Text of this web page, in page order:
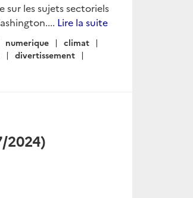
sur les sujets sectoriels
Lire la suite
numerique
climat
divertissement
2024)